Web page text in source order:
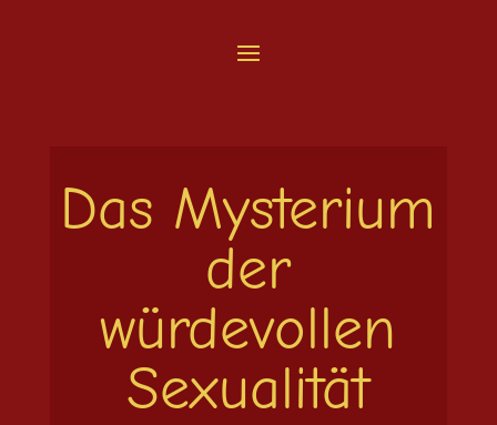
Das Mysterium
der
würdevollen
Sexualität